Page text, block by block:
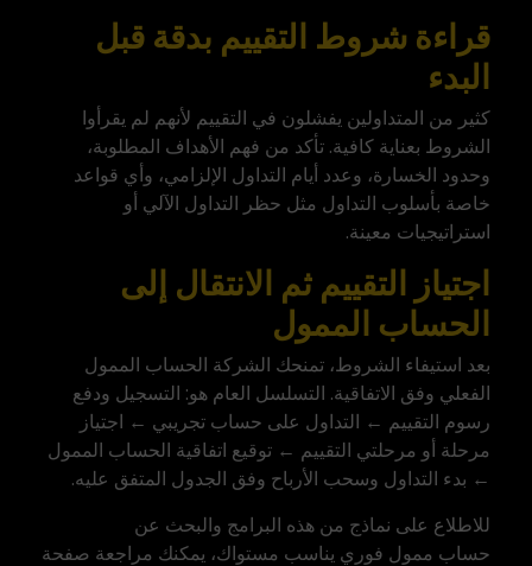
قراءة شروط التقييم بدقة قبل
البدء
كثير من المتداولين يفشلون في التقييم لأنهم لم يقرأوا
الشروط بعناية كافية. تأكد من فهم الأهداف المطلوبة،
وحدود الخسارة، وعدد أيام التداول الإلزامي، وأي قواعد
خاصة بأسلوب التداول مثل حظر التداول الآلي أو
استراتيجيات معينة.
اجتياز التقييم ثم الانتقال إلى
الحساب الممول
بعد استيفاء الشروط، تمنحك الشركة الحساب الممول
الفعلي وفق الاتفاقية. التسلسل العام هو: التسجيل ودفع
رسوم التقييم ← التداول على حساب تجريبي ← اجتياز
مرحلة أو مرحلتي التقييم ← توقيع اتفاقية الحساب الممول
← بدء التداول وسحب الأرباح وفق الجدول المتفق عليه.
للاطلاع على نماذج من هذه البرامج والبحث عن
حساب ممول فوري يناسب مستواك، يمكنك مراجعة صفحة